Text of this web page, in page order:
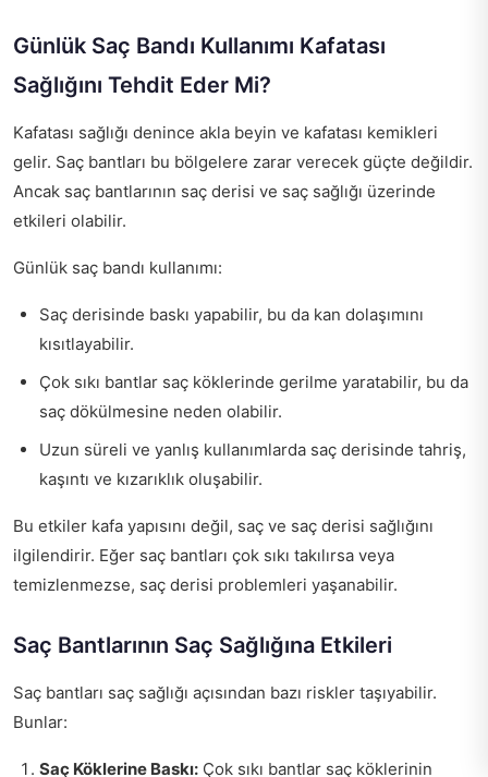
Günlük Saç Bandı Kullanımı Kafatası
Sağlığını Tehdit Eder Mi?
Kafatası sağlığı denince akla beyin ve kafatası kemikleri
gelir. Saç bantları bu bölgelere zarar verecek güçte değildir.
Ancak saç bantlarının saç derisi ve saç sağlığı üzerinde
etkileri olabilir.
Günlük saç bandı kullanımı:
Saç derisinde baskı yapabilir, bu da kan dolaşımını
kısıtlayabilir.
Çok sıkı bantlar saç köklerinde gerilme yaratabilir, bu da
saç dökülmesine neden olabilir.
Uzun süreli ve yanlış kullanımlarda saç derisinde tahriş,
kaşıntı ve kızarıklık oluşabilir.
Bu etkiler kafa yapısını değil, saç ve saç derisi sağlığını
ilgilendirir. Eğer saç bantları çok sıkı takılırsa veya
temizlenmezse, saç derisi problemleri yaşanabilir.
Saç Bantlarının Saç Sağlığına Etkileri
Saç bantları saç sağlığı açısından bazı riskler taşıyabilir.
Bunlar:
Saç Köklerine Baskı: Çok sıkı bantlar saç köklerinin